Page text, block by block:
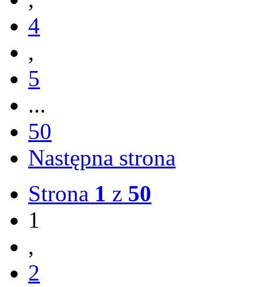
4
,
5
...
50
Następna strona
Strona 1 z 50
1
,
2